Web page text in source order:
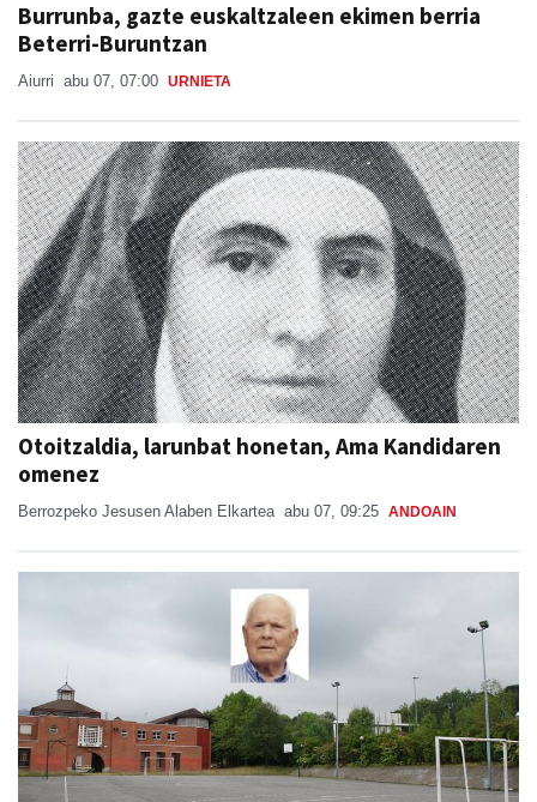
Burrunba, gazte euskaltzaleen ekimen berria
Beterri-Buruntzan
Aiurri abu 07, 07:00 URNIETA
Otoitzaldia, larunbat honetan, Ama Kandidaren
omenez
Berrozpeko Jesusen Alaben Elkartea abu 07, 09:25 ANDOAIN